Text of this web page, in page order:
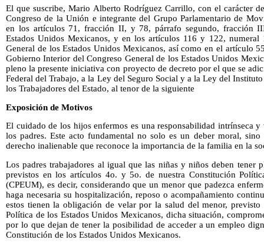
El que suscribe, Mario Alberto Rodríguez Carrillo, con el carácter
Congreso de la Unión e integrante del Grupo Parlamentario de
en los artículos 71, fracción II, y 78, párrafo segundo, fracción
Estados Unidos Mexicanos, y en los artículos 116 y 122,
General de los Estados Unidos Mexicanos, así como en el artículo
Gobierno Interior del Congreso General de los Estados Unidos
pleno la presente iniciativa con proyecto de decreto por el que se
Federal del Trabajo, a la Ley del Seguro Social y a la Ley del
los Trabajadores del Estado, al tenor de la siguiente
Exposición de Motivos
El cuidado de los hijos enfermos es una responsabilidad intrínseca
los padres. Este acto fundamental no solo es un deber moral,
derecho inalienable que reconoce la importancia de la familia en la
Los padres trabajadores al igual que las niñas y niños deben tener
previstos en los artículos 4o. y 5o. de nuestra Constitución
(CPEUM), es decir, considerando que un menor que padezca
haga necesaria su hospitalización, reposo o acompañamiento
estos tienen la obligación de velar por la salud del menor,
Política de los Estados Unidos Mexicanos, dicha situación,
por lo que dejan de tener la posibilidad de acceder a un empleo
Constitución de los Estados Unidos Mexicanos.